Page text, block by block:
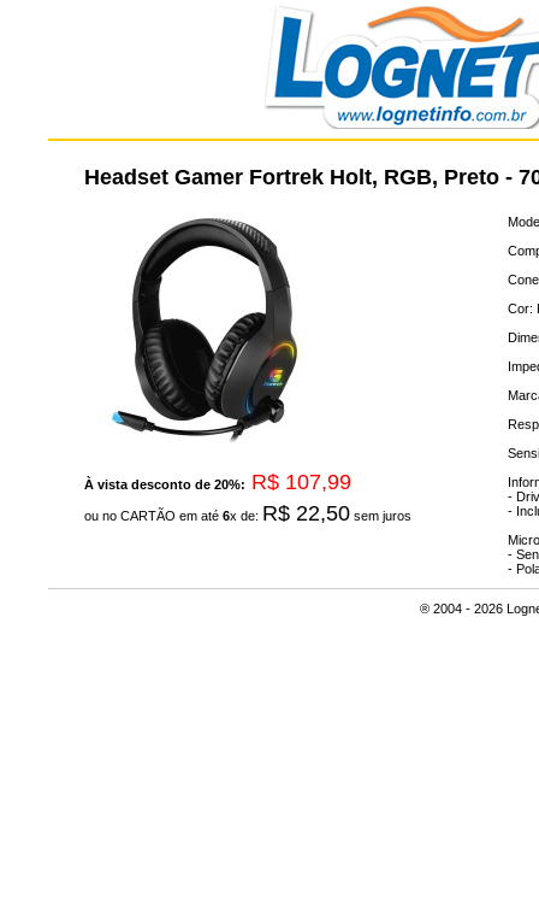
Headset Gamer Fortrek Holt, RGB, Preto -
À vista desconto de 20%: R$ 107,99
ou no CARTÃO em até 6x de: R$ 22,50 sem juros
Cor:
-
-
-
-
® 2004 - 2026